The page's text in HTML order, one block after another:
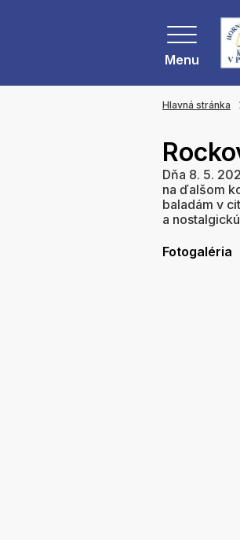
Menu
Hlavná stránka
Dňa 8. 5.
na ďalšom
baladám v
a
Fotogaléria